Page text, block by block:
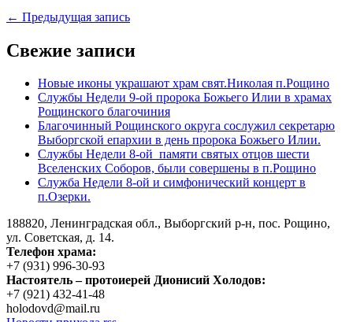
← Предыдущая запись
Свежие записи
Новые иконы украшают храм свят.Николая п.Рощино
Службы Недели 9-ой пророка Божьего Илии в храмах
Рощинского благочиния
Благочинный Рощинского округа сослужил секретарю
Выборгской епархии в день пророка Божьего Илии.
Службы Недели 8-ой памяти святых отцов шести
Вселенских Соборов, были совершены в п.Рощино
Служба Недели 8-ой и симфонический концерт в
п.Озерки.
188820, Ленинградская обл., Выборгский р-н, пос. Рощино,
ул. Советская, д. 14.
Телефон храма:
+7 (931) 996-30-93
Настоятель – протоиерей Дионисий Холодов:
+7 (921) 432-41-48
holodovd@mail.ru